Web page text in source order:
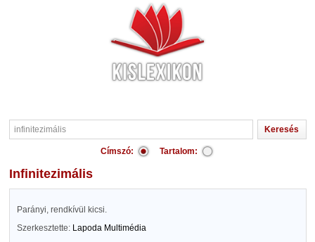
Címszó: Tartalom:
infinitezimális
Parányi, rendkívül kicsi.
Szerkesztette: Lapoda Multimédia